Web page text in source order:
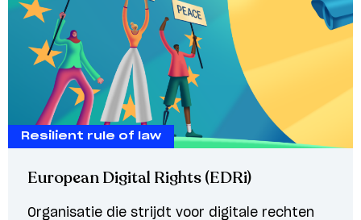
Resilient rule of law
European Digital Rights (EDRi)
Organisatie die strijdt voor digitale rechten